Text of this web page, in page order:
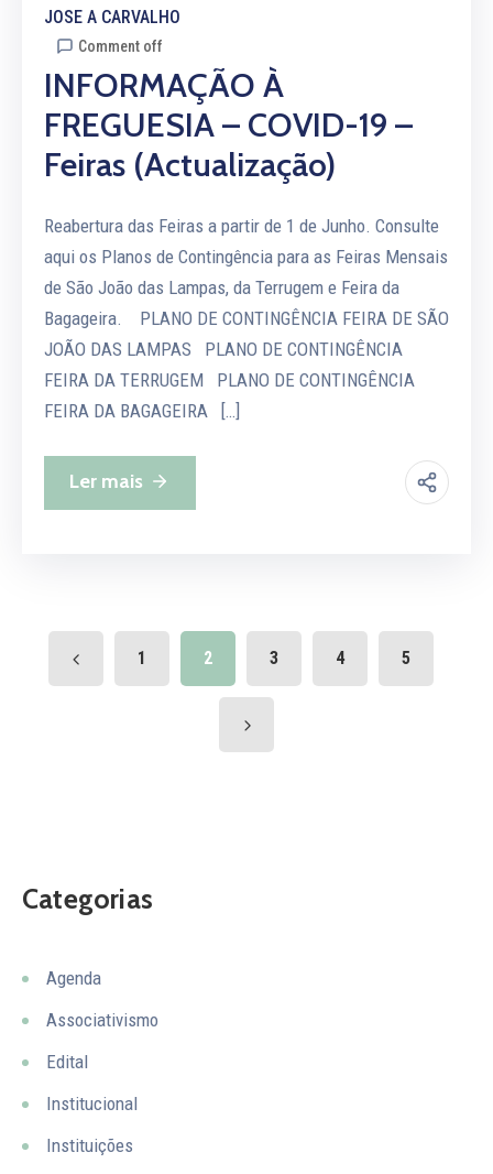
JOSE A CARVALHO
Comment off
INFORMAÇÃO À
FREGUESIA – COVID-19 –
Feiras (actualização)
Reabertura das Feiras a partir de 1 de Junho. Consulte
aqui os Planos de Contingência para as Feiras Mensais
de São João das Lampas, da Terrugem e Feira da
Bagageira. PLANO DE CONTINGÊNCIA FEIRA DE SÃO
JOÃO DAS LAMPAS PLANO DE CONTINGÊNCIA
FEIRA DA TERRUGEM PLANO DE CONTINGÊNCIA
FEIRA DA BAGAGEIRA […]
Ler mais
1 2 3 4 5
Categorias
Agenda
Associativismo
Edital
Institucional
Instituições